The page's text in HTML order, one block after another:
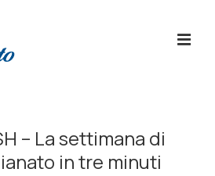
– La settimana di
in tre minuti